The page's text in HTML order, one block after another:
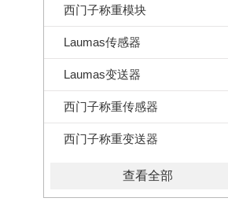
西门子称重模块
Laumas传感器
Laumas变送器
西门子称重传感器
西门子称重变送器
查看全部